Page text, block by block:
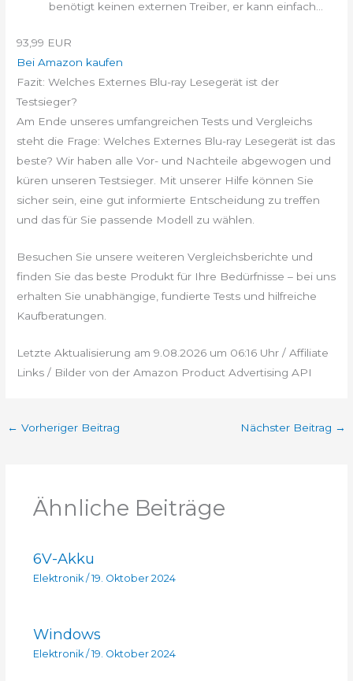
benötigt keinen externen Treiber, er kann einfach...
93,99 EUR
Bei Amazon kaufen
Fazit: Welches Externes Blu-ray Lesegerät ist der
Testsieger?
Am Ende unseres umfangreichen Tests und Vergleichs
steht die Frage: Welches Externes Blu-ray Lesegerät ist das
beste? Wir haben alle Vor- und Nachteile abgewogen und
küren unseren Testsieger. Mit unserer Hilfe können Sie
sicher sein, eine gut informierte Entscheidung zu treffen
und das für Sie passende Modell zu wählen.
Besuchen Sie unsere weiteren Vergleichsberichte und
finden Sie das beste Produkt für Ihre Bedürfnisse – bei uns
erhalten Sie unabhängige, fundierte Tests und hilfreiche
Kaufberatungen.
Letzte Aktualisierung am 9.08.2026 um 06:16 Uhr / Affiliate
Links / Bilder von der Amazon Product Advertising API
← Vorheriger Beitrag Nächster Beitrag →
Ähnliche Beiträge
6V-Akku
Elektronik/ 19. Oktober 2024
Windows
Elektronik/ 19. Oktober 2024